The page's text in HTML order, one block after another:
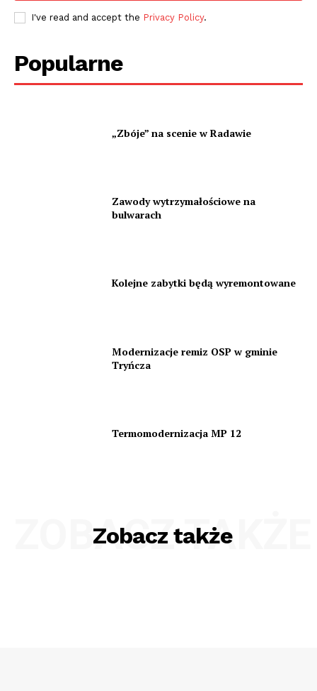
I've read and accept the Privacy Policy.
Popularne
„Zbóje” na scenie w Radawie
Zawody wytrzymałościowe na
bulwarach
Kolejne zabytki będą wyremontowane
Modernizacje remiz OSP w gminie
Tryńcza
Termomodernizacja MP 12
Zobacz także
ZOBACZ TAKŻE